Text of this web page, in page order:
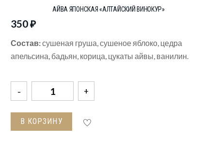
АЙВА ЯПОНСКАЯ «АЛТАЙСКИЙ ВИНОКУР»
350₽
Состав:сушеная груша, сушеное яблоко, цедра
апельсина, бадьян, корица, цукаты айвы, ванилин.
Количество
товара
Айва
Японская
В КОРЗИНУ